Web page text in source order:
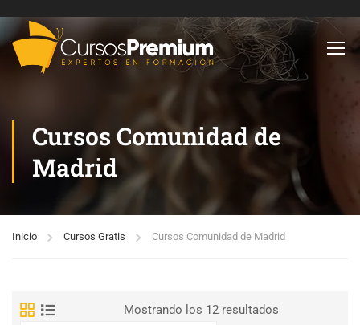
Cursos Comunidad de
Madrid
Inicio Cursos Gratis Cursos Comunidad de Madrid
Mostrando los 12 resultados